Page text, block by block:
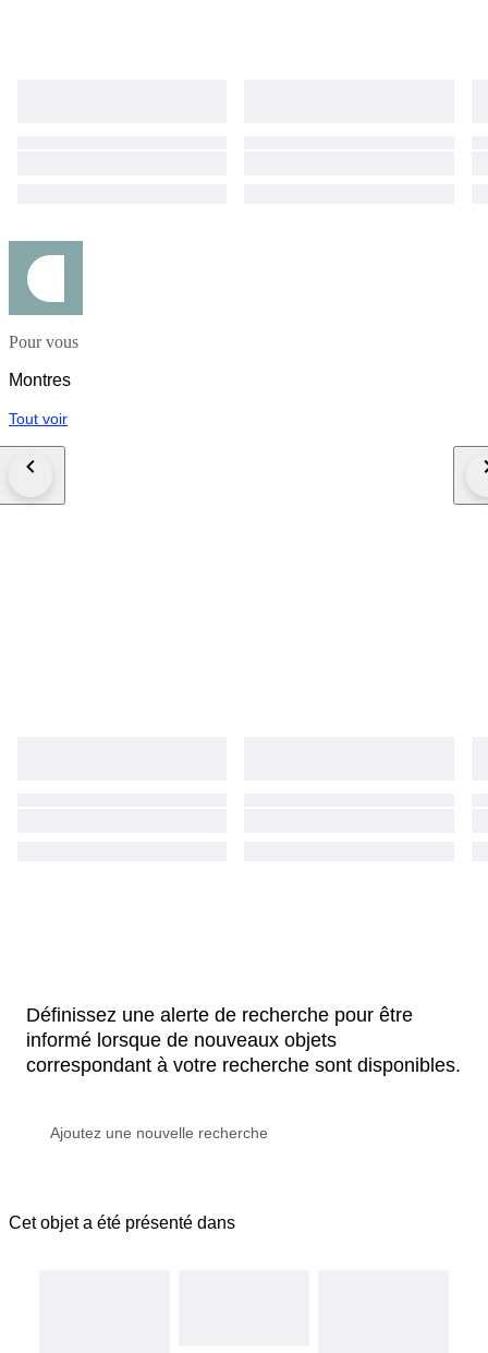
Pour vous
Montres
Tout voir
Définissez une alerte de recherche pour être
informé lorsque de nouveaux objets
correspondant à votre recherche sont disponibles.
Cet objet a été présenté dans